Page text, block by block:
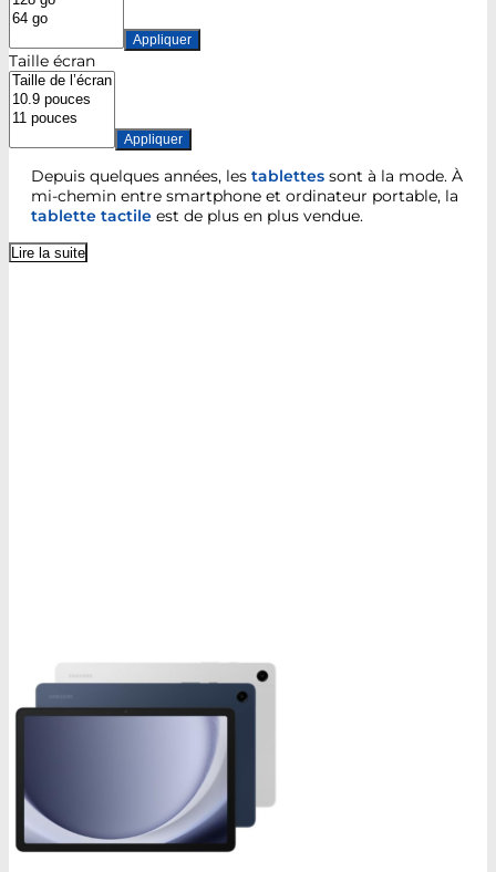
Appliquer
Taille écran
Appliquer
Depuis quelques années, les tablettes sont à la mode. À
mi-chemin entre smartphone et ordinateur portable, la
tablette tactile est de plus en plus vendue.
Lire la suite